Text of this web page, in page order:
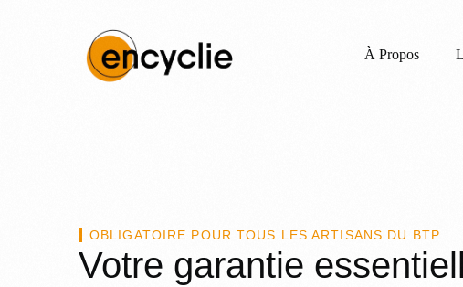
À Propos
OBLIGATOIRE POUR TOUS LES ARTISANS DU BTP
Votre garantie